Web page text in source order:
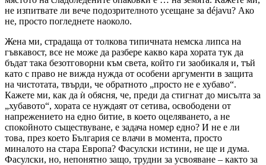
не изпитвате ли вече подозрителното усещане за déjаvu? Ако
не, просто погледнете наоколо.
Жена ми, страдаща от толкова типичната немска липса на
гъвкавост, все не може да разбере какво кара хората тук да
бъдат така безотговорни към света, който ги заобикаля и, тъй
като с право не вижда нужда от особени аргументи в защита
на чистотата, твърди, че обратното „просто не е хубаво“.
Кажете ми, как да ѝ обясня, че, преди да стигнат до мисълта за
„хубавото“, хората се нуждаят от сетива, освободени от
напрежението на едно битие, в което оцеляването, а не
спокойното съществуване, е задача номер едно? И не е ли
това, през което България се влачи в момента, просто
миналото на стара Европа? Фасулски истини, не ще и дума.
Фасулски, но, непонятно защо, трудни за усвояване – както за